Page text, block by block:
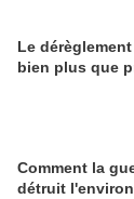
Le
bien plus que
Comment la
détruit